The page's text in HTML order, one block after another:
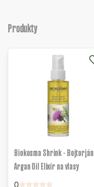
Produkty
Biokosma Shrink - Bojtorján
Argan Oil Elixír na vlasy
0